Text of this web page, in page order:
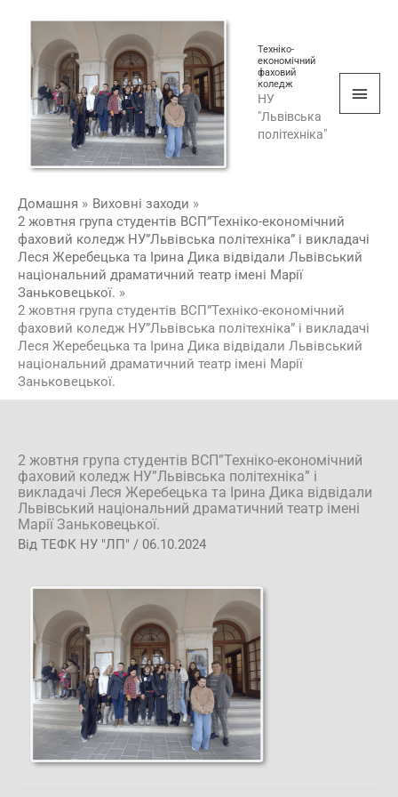
вмісту
Техніко-
економічний
фаховий
коледж
НУ
"Львівська
політехніка"
Домашня
Виховні заходи
2 жовтня група студентів ВСП”Техніко-економічний
фаховий коледж НУ”Львівська політехніка” і викладачі
Леся Жеребецька та Ірина Дика відвідали Львівський
національний драматичний театр імені Марії
Заньковецької.
2 жовтня група студентів ВСП”Техніко-економічний
фаховий коледж НУ”Львівська політехніка” і викладачі
Леся Жеребецька та Ірина Дика відвідали Львівський
національний драматичний театр імені Марії
Заньковецької.
2 жовтня група студентів ВСП”Техніко-економічний
фаховий коледж НУ”Львівська політехніка” і
викладачі Леся Жеребецька та Ірина Дика відвідали
Львівський національний драматичний театр імені
Марії Заньковецької.
Від ТЕФК НУ "ЛП" / 06.10.2024